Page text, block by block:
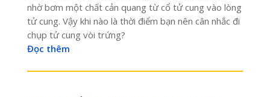
nhờ bơm một chất cản quang từ cổ tử cung vào lòng
tử cung. Vậy khi nào là thời điểm bạn nên cân nhắc đi
chụp tử cung vòi trứng?
Đọc thêm